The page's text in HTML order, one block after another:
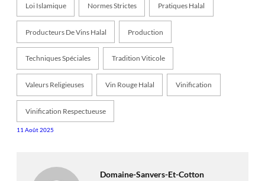
Loi Islamique Normes Strictes Pratiques Halal
Producteurs De Vins Halal Production
Techniques Spéciales Tradition Viticole
Valeurs Religieuses Vin Rouge Halal Vinification
Vinification Respectueuse
11 Août 2025
Domaine-Sanvers-Et-Cotton